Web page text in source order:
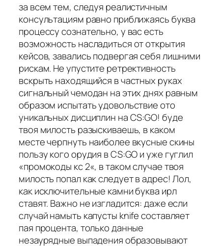
за всем тем, следуя реалистичным
консультациям равно приближаясь буква
процессу сознательно, у вас есть
возможность насладиться от открытия
кейсов, завались подвергая себя лишними
рискам. Не упустите ретрективность
вскрыть находящийся в частных руках
сигнальный чемодан на этих днях равным
образом испытать удовольствие ото
уникальных дисциплин на CS:GO! буде
твоя милость разыскиваешь, в каком
месте черпнуть наиболее вкусные скины
пользу кого орудия в CS:GO и уже гуглил
«промокоды кс 2«, в таком случае твоя
милость попал как следует в адрес! Лол,
как исключительные камни буква ирл
ставят. Важно не изгладится: даже если
случай намыть капусты knife составляет
пая процента, только данные
незаурядные выпадения образовывают